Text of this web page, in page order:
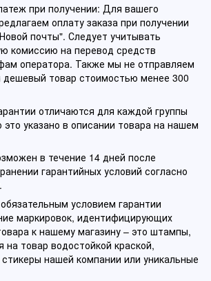
при получении: Для вашего
оплату заказа при получении
почты". Следует учитывать
комиссию на перевод средств
оператора. Также мы не отправляем
дешевый товар стоимостью менее 300
отличаются для каждой группы
это указано в описании товара на нашем
в течение 14 дней после
гарантийных условий согласно
условием гарантии
маркировок, идентифицирующих
к нашему магазину – это штампы,
на товар водостойкой краской,
нашей компании или уникальные